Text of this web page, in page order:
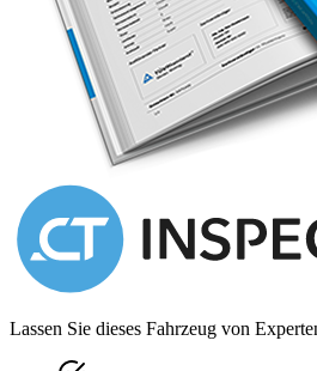
Lassen Sie dieses Fahrzeug von